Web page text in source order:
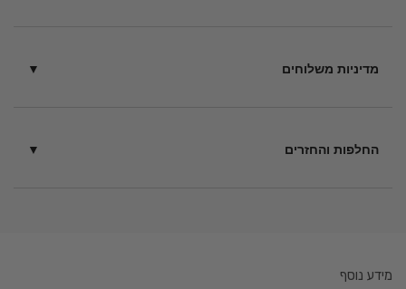
מדיניות משלוחים
החלפות והחזרים
מידע נוסף